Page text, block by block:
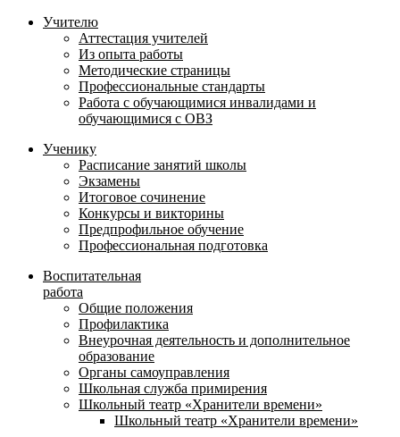
Учителю
Аттестация учителей
Из опыта работы
Методические страницы
Профессиональные стандарты
Работа с обучающимися инвалидами и
обучающимися с ОВЗ
Ученику
Расписание занятий школы
Экзамены
Итоговое сочинение
Конкурсы и викторины
Предпрофильное обучение
Профессиональная подготовка
Воспитательная
работа
Общие положения
Профилактика
Внеурочная деятельность и дополнительное
образование
Органы самоуправления
Школьная служба примирения
Школьный театр «Хранители времени»
Школьный театр «Хранители времени»